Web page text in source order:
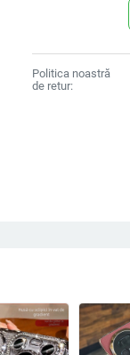
Politica noastră
de retur: